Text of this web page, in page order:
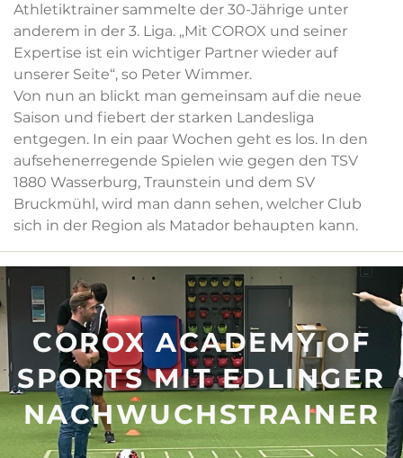
Athletiktrainer sammelte der 30-Jährige unter
anderem in der 3. Liga. „Mit COROX und seiner
Expertise ist ein wichtiger Partner wieder auf
unserer Seite“, so Peter Wimmer.
Von nun an blickt man gemeinsam auf die neue
Saison und fiebert der starken Landesliga
entgegen. In ein paar Wochen geht es los. In den
aufsehenerregende Spielen wie gegen den TSV
1880 Wasserburg, Traunstein und dem SV
Bruckmühl, wird man dann sehen, welcher Club
sich in der Region als Matador behaupten kann.
COROX ACADEMY OF
SPORTS MIT EDLINGER
NACHWUCHSTRAINER